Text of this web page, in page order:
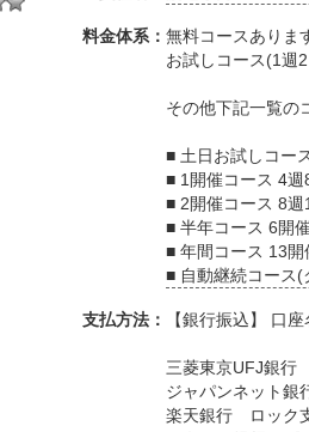
料金体系： 無料コースありま
お試しコース(1週
その他下記一覧の
■ 土日お試しコー
■ 1開催コース 4週
■ 2開催コース 8
■ 半年コース 6開
■ 年間コース 13
■ 自動継続コース(
支払方法： 【銀行振込】 口
三菱東京UFJ銀行
ジャパンネット
楽天銀行 ロック